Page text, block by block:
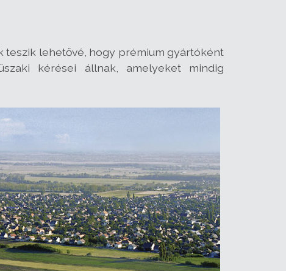
teszik lehetővé, hogy prémium gyártóként
kérései állnak, amelyeket mindig